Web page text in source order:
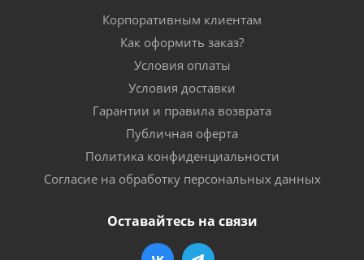
Корпоративным клиентам
Как оформить заказ?
Условия оплаты
Условия доставки
Гарантии и правила возврата
Публичная оферта
Политика конфиденциальности
Согласие на обработку персональных данных
Оставайтесь на связи